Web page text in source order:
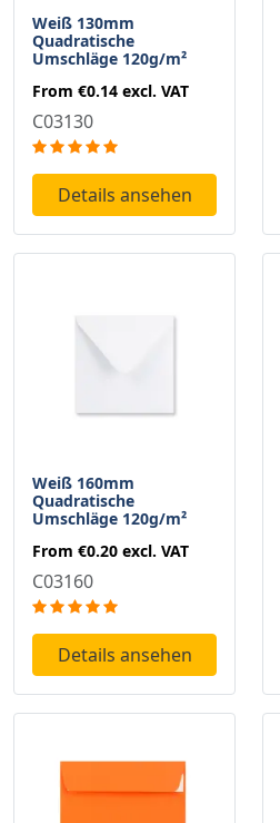
Weiß 130mm
Quadratische
Umschläge 120g/m²
From €0.14 excl. VAT
C03130
Details ansehen
Weiß 160mm
Quadratische
Umschläge 120g/m²
From €0.20 excl. VAT
C03160
Details ansehen